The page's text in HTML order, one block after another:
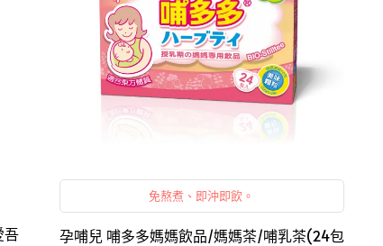
吾
免熬煮、即沖即飲。
孕哺兒 哺多多媽媽飲品/媽媽茶/哺乳茶(24包